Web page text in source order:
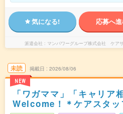
気になる! 応募へ
派遣会社 マンパワーグループ株式会社 ケア
未読
NEW
掲載日 2026/08/06
「ワガママ」「キャリア
Welcome！＊ケアスタッ